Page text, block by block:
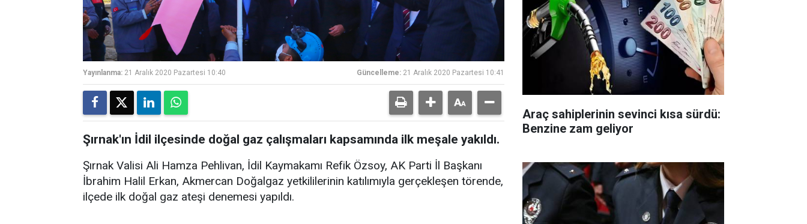
Yayınlanma: 21 Aralık 2020 Pazartesi 10:40 Güncelleme: 21 Aralık 2020 Pazartesi 10:41
Şırnak'ın İdil ilçesinde doğal gaz çalışmaları kapsamında ilk meşale yakıldı.
Şırnak Valisi Ali Hamza Pehlivan, İdil Kaymakamı Refik Özsoy, AK Parti İl Başkanı
İbrahim Halil Erkan, Akmercan Doğalgaz yetkililerinin katılımıyla gerçekleşen törende,
ilçede ilk doğal gaz ateşi denemesi yapıldı.
Araç sahiplerinin sevinci kısa sürdü:
Benzine zam geliyor